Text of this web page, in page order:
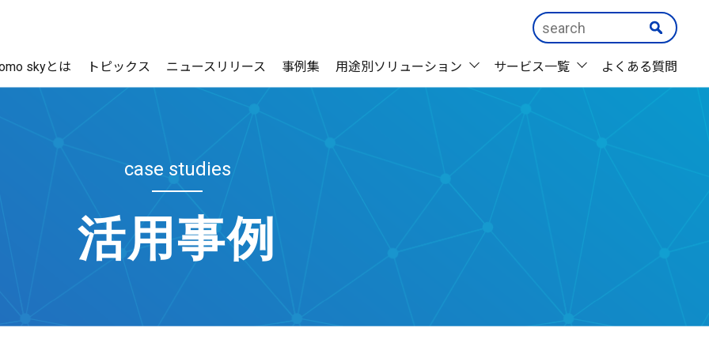
skyとは トピックス ニュースリリース 事例集 用途別ソリューション サービス一覧 よくある質問
case studies
活用事例